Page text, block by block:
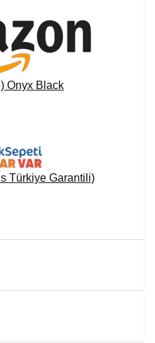
Onyx Black
Türkiye Garantili)